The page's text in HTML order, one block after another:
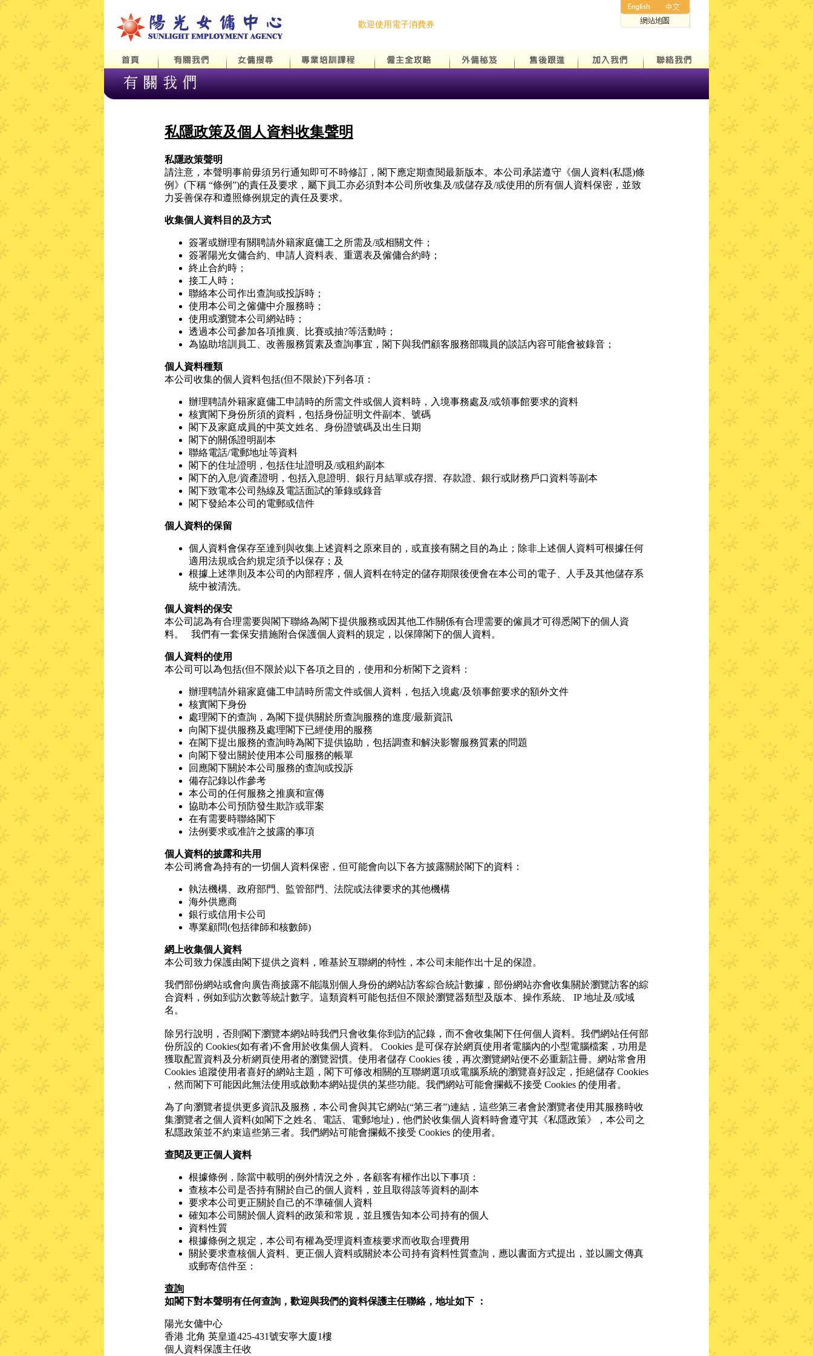
歡迎使用電子消費券
私隱政策及個人資料收集聲明
私隱政策聲明
請注意，本聲明事前毋須另行通知即可不時修訂，閣下應定期查閱最新版本。本公司承諾遵守《個人資料(私隱)條
例》(下稱 “條例”)的責任及要求，屬下員工亦必須對本公司所收集及/或儲存及/或使用的所有個人資料保密，並致
力妥善保存和遵照條例規定的責任及要求。
收集個人資料目的及方式
簽署或辦理有關聘請外籍家庭傭工之所需及/或相關文件；
簽署陽光女傭合約、申請人資料表、重選表及僱傭合約時；
終止合約時；
接工人時；
聯絡本公司作出查詢或投訴時；
使用本公司之僱傭中介服務時；
使用或瀏覽本公司網站時；
透過本公司參加各項推廣、比賽或抽?等活動時；
為協助培訓員工、改善服務質素及查詢事宜，閣下與我們顧客服務部職員的談話內容可能會被錄音；
個人資料種類
本公司收集的個人資料包括(但不限於)下列各項：
辦理聘請外籍家庭傭工申請時的所需文件或個人資料時，入境事務處及/或領事館要求的資料
核實閣下身份所須的資料，包括身份証明文件副本、號碼
閣下及家庭成員的中英文姓名、身份證號碼及出生日期
閣下的關係證明副本
聯絡電話/電郵地址等資料
閣下的住址證明，包括住址證明及/或租約副本
閣下的入息/資產證明，包括入息證明、銀行月結單或存摺、存款證、銀行或財務戶口資料等副本
閣下致電本公司熱線及電話面試的筆錄或錄音
閣下發給本公司的電郵或信件
個人資料的保留
個人資料會保存至達到與收集上述資料之原來目的，或直接有關之目的為止；除非上述個人資料可根據任何
適用法規或合約規定須予以保存；及
根據上述準則及本公司的內部程序，個人資料在特定的儲存期限後便會在本公司的電子、人手及其他儲存系
統中被清洗。
個人資料的保安
本公司認為有合理需要與閣下聯絡為閣下提供服務或因其他工作關係有合理需要的僱員才可得悉閣下的個人資
料。 我們有一套保安措施附合保護個人資料的規定，以保障閣下的個人資料。
個人資料的使用
本公司可以為包括(但不限於)以下各項之目的，使用和分析閣下之資料：
辦理聘請外籍家庭傭工申請時所需文件或個人資料，包括入境處/及領事館要求的額外文件
核實閣下身份
處理閣下的查詢，為閣下提供關於所查詢服務的進度/最新資訊
向閣下提供服務及處理閣下已經使用的服務
在閣下提出服務的查詢時為閣下提供協助，包括調查和解決影響服務質素的問題
向閣下發出關於使用本公司服務的帳單
回應閣下關於本公司服務的查詢或投訴
備存記錄以作參考
本公司的任何服務之推廣和宣傳
協助本公司預防發生欺詐或罪案
在有需要時聯絡閣下
法例要求或准許之披露的事項
個人資料的披露和共用
本公司將會為持有的一切個人資料保密，但可能會向以下各方披露關於閣下的資料：
執法機構、政府部門、監管部門、法院或法律要求的其他機構
海外供應商
銀行或信用卡公司
專業顧問(包括律師和核數師)
網上收集個人資料
本公司致力保護由閣下提供之資料，唯基於互聯網的特性，本公司未能作出十足的保證。
我們部份網站或會向廣告商披露不能識別個人身份的網站訪客綜合統計數據，部份網站亦會收集關於瀏覽訪客的綜
合資料，例如到訪次數等統計數字。這類資料可能包括但不限於瀏覽器類型及版本、操作系統、 IP 地址及/或域
名。
除另行說明，否則閣下瀏覽本網站時我們只會收集你到訪的記錄，而不會收集閣下任何個人資料。我們網站任何部
份所設的 Cookies(如有者)不會用於收集個人資料。 Cookies 是可保存於網頁使用者電腦內的小型電腦檔案，功用是
獲取配置資料及分析網頁使用者的瀏覽習慣。使用者儲存 Cookies 後，再次瀏覽網站便不必重新註冊。網站常會用
Cookies 追蹤使用者喜好的網站主題，閣下可修改相關的互聯網選項或電腦系統的瀏覽喜好設定，拒絕儲存 Cookies
，然而閣下可能因此無法使用或啟動本網站提供的某些功能。我們網站可能會攔截不接受 Cookies 的使用者。
為了向瀏覽者提供更多資訊及服務，本公司會與其它網站(“第三者”)連結，這些第三者會於瀏覽者使用其服務時收
集瀏覽者之個人資料(如閣下之姓名、電話、電郵地址)，他們於收集個人資料時會遵守其《私隱政策》，本公司之
私隱政策並不約束這些第三者。我們網站可能會攔截不接受 Cookies 的使用者。
查閱及更正個人資料
根據條例，除當中載明的例外情況之外，各顧客有權作出以下事項：
查核本公司是否持有關於自己的個人資料，並且取得該等資料的副本
要求本公司更正關於自己的不準確個人資料
確知本公司關於個人資料的政策和常規，並且獲告知本公司持有的個人
資料性質
根據條例之規定，本公司有權為受理資料查核要求而收取合理費用
關於要求查核個人資料、更正個人資料或關於本公司持有資料性質查詢，應以書面方式提出，並以圖文傳真
或郵寄信件至：
查詢
如閣下對本聲明有任何查詢，歡迎與我們的資料保護主任聯絡，地址如下 ：
陽光女傭中心
香港 北角 英皇道425-431號安寧大廈1樓
個人資料保護主任收